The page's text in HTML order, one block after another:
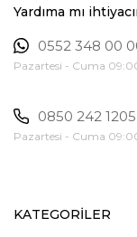
Yardıma mı
0552 348 00
Pazartesi - Cuma
0850 242 1205
Pazartesi - Cuma
KATEGORİLER